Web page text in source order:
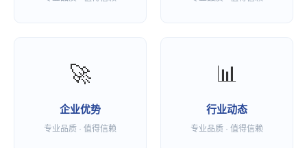
🚀
企业优势
专业品质 · 值得信赖
📊
行业动态
专业品质 · 值得信赖